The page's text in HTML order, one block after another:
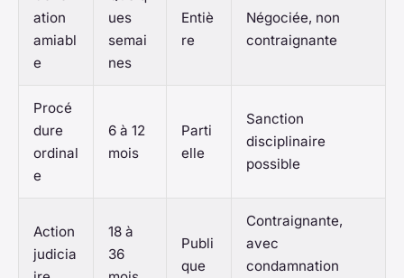
ation
amiabl
e
ues
semai
nes
Entiè
re
Négociée, non
contraignante
Procé
dure
ordinal
e
6 à 12
mois
Parti
elle
Sanction
disciplinaire
possible
Action
judicia
18 à
36
Publi
que
Contraignante,
avec
condamnation